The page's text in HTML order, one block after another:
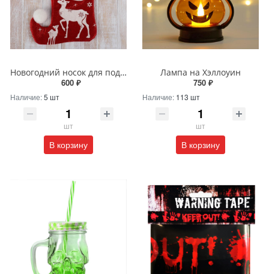
Новогодний носок для подарков с оленем
600 ₽
Наличие:5 шт
шт
В корзину
Лампа на Хэллоуин
750 ₽
Наличие: 113 шт
шт
В корзину